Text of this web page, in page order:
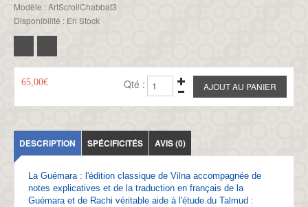
Modèle :ArtScrollChabbat3
Disponibilité : En Stock
65,00€ Qté :
DESCRIPTION SPÉCIFICITÉS AVIS (0)
La Guémara : l'édition classique de Vilna accompagnée de
notes explicatives et de la traduction en français de la
Guémara et de Rachi véritable aide à l'étude du Talmud :